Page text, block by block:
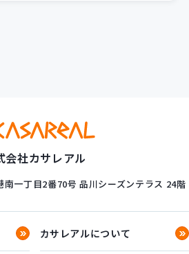
会社カサレアル
一丁目2番70号 品川シーズンテラス 24階
カサレアルについて